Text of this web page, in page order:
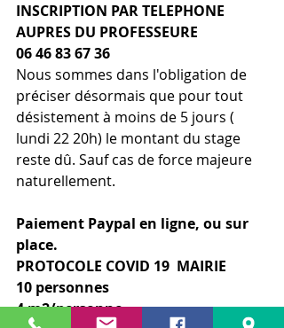
INSCRIPTION PAR TELEPHONE
AUPRES DU PROFESSEURE
06 46 83 67 36
Nous sommes dans l'obligation de
préciser désormais que pour tout
désistement à moins de 5 jours (
lundi 22 20h) le montant du stage
reste dû. Sauf cas de force majeure
naturellement.
Paiement Paypal en ligne, ou sur
place.
PROTOCOLE COVID 19  MAIRIE
10 personnes
4 m2/personne